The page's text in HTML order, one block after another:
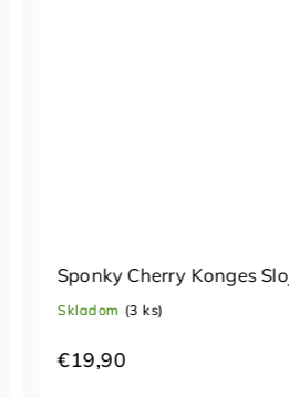
Sponky Cherry Konges Slojd
Skladom (3 ks)
€19,90